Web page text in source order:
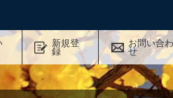
新規登
録
お問い合
せ